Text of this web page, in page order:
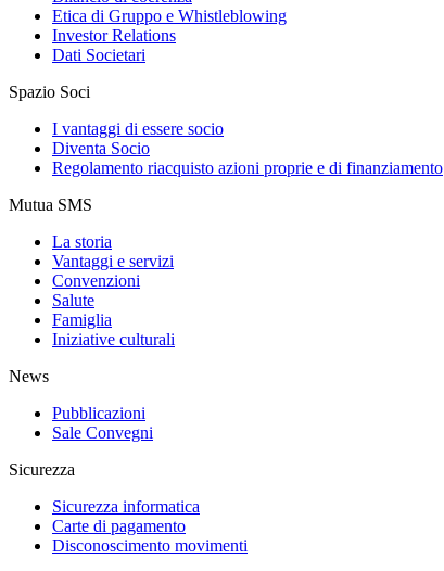
Etica di Gruppo e Whistleblowing
Investor Relations
Dati Societari
Spazio Soci
I vantaggi di essere socio
Diventa Socio
Regolamento riacquisto azioni proprie e di finanziamento
Mutua SMS
La storia
Vantaggi e servizi
Convenzioni
Salute
Famiglia
Iniziative culturali
News
Pubblicazioni
Sale Convegni
Sicurezza
Sicurezza informatica
Carte di pagamento
Disconoscimento movimenti